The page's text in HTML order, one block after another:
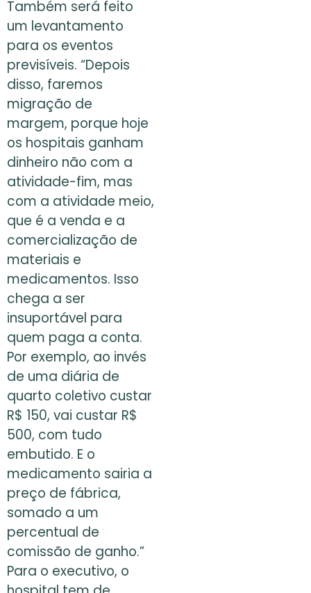
Também será feito
um levantamento
para os eventos
previsíveis. “Depois
disso, faremos
migração de
margem, porque hoje
os hospitais ganham
dinheiro não com a
atividade-fim, mas
com a atividade meio,
que é a venda e a
comercialização de
materiais e
medicamentos. Isso
chega a ser
insuportável para
quem paga a conta.
Por exemplo, ao invés
de uma diária de
quarto coletivo custar
R$ 150, vai custar R$
500, com tudo
embutido. E o
medicamento sairia a
preço de fábrica,
somado a um
percentual de
comissão de ganho.”
Para o executivo, o